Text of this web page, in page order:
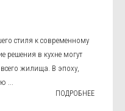
стиля к современному
решения в кухне могут
жилища. В эпоху,
...
ПОДРОБНЕЕ